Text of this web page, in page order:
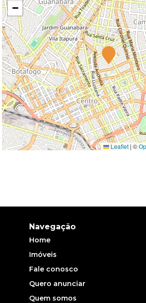
−
Leaflet |©
Navegação
Home
Imóveis
Fale conosco
Quero anunciar
Quem somos